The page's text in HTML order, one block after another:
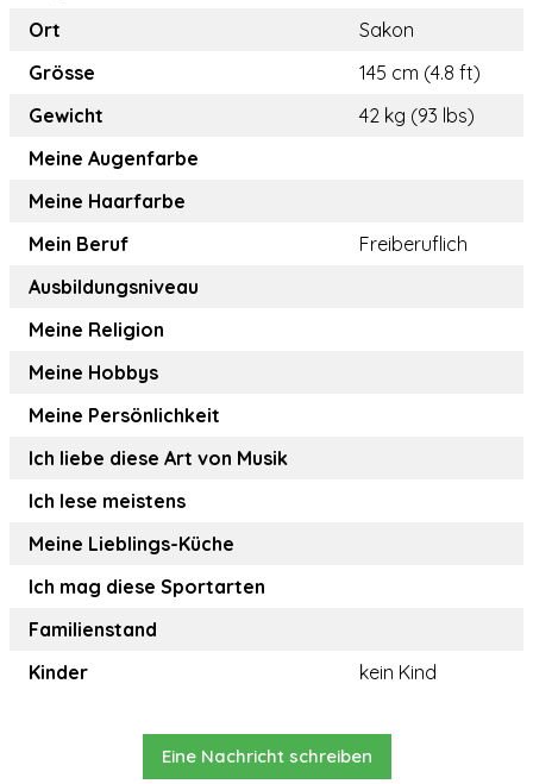
Ort
Sakon
Grösse
145 cm (4.8 ft)
Gewicht
42 kg (93 lbs)
Meine Augenfarbe
Meine Haarfarbe
Mein Beruf
Freiberuflich
Ausbildungsniveau
Meine Religion
Meine Hobbys
Meine Persönlichkeit
Ich liebe diese Art von Musik
Ich lese meistens
Meine Lieblings-Küche
Ich mag diese Sportarten
Familienstand
Kinder
kein Kind
Eine Nachricht schreiben